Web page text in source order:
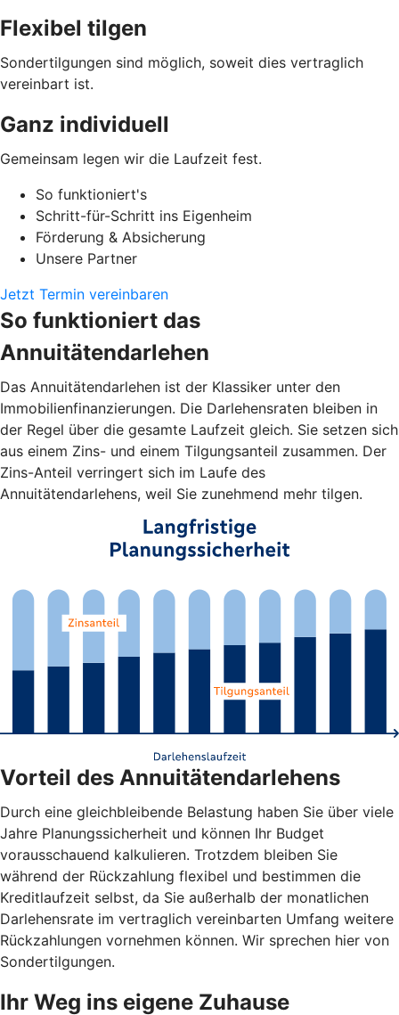
Flexibel tilgen
Sondertilgungen sind möglich, soweit dies vertraglich
vereinbart ist.
Ganz individuell
Gemeinsam legen wir die Laufzeit fest.
So funktioniert's
Schritt-für-Schritt ins Eigenheim
Förderung & Absicherung
Unsere Partner
Jetzt Termin vereinbaren
So funktioniert das
Annuitätendarlehen
Das Annuitätendarlehen ist der Klassiker unter den
Immobilienfinanzierungen. Die Darlehensraten bleiben in
der Regel über die gesamte Laufzeit gleich. Sie setzen sich
aus einem Zins- und einem Tilgungsanteil zusammen. Der
Zins-Anteil verringert sich im Laufe des
Annuitätendarlehens, weil Sie zunehmend mehr tilgen.
Vorteil des Annuitätendarlehens
Durch eine gleichbleibende Belastung haben Sie über viele
Jahre Planungssicherheit und können Ihr Budget
vorausschauend kalkulieren. Trotzdem bleiben Sie
während der Rückzahlung flexibel und bestimmen die
Kreditlaufzeit selbst, da Sie außerhalb der monatlichen
Darlehensrate im vertraglich vereinbarten Umfang weitere
Rückzahlungen vornehmen können. Wir sprechen hier von
Sondertilgungen.
Ihr Weg ins eigene Zuhause